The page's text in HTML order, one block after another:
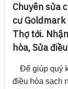
Chuyên sửa
cư
Thợ tới.
hòa, Sửa
Để giúp quý
điều hòa sạch